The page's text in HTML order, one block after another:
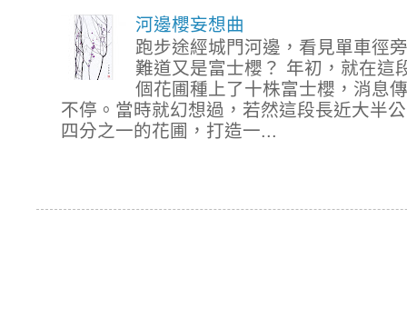
河邊櫻妄想曲
跑步途經城門河邊，看見單車徑
難道又是富士櫻？ 年初，就在這
個花圃種上了十株富士櫻，消息
不停。當時就幻想過，若然這段長近大半
四分之一的花圃，打造一...